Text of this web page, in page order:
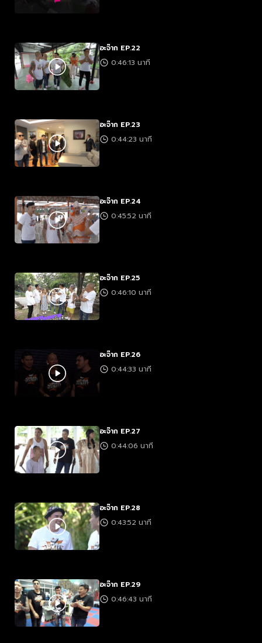
อะจ๊าก EP.22
0:46:13 นาที
อะจ๊าก EP.23
0:44:23 นาที
อะจ๊าก EP.24
0:45:52 นาที
อะจ๊าก EP.25
0:46:10 นาที
อะจ๊าก EP.26
0:44:33 นาที
อะจ๊าก EP.27
0:44:06 นาที
อะจ๊าก EP.28
0:43:52 นาที
อะจ๊าก EP.29
0:46:43 นาที